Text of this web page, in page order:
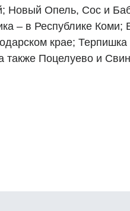
Новый Опель, Сос и
– в Республике Коми;
крае; Терпишка
также Поцелуево и